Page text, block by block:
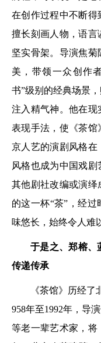
在创作过程中不断得
擅长刻画人物，语言
坚实骨架。导演焦
美，带领一众创作
书”级别的经典场景
注入精气神。他在现
表现手法，使《茶馆
京人艺的演剧风格在
风格也成为中国戏
其他剧社改编或演绎
的这一杯“茶”，经
味悠长，始终令人难
于是之、郑榕、
传递传承
《茶馆》历经
958年至1992年，导
等老一辈艺术家，将